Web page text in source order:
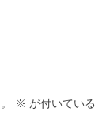
※ が付いている